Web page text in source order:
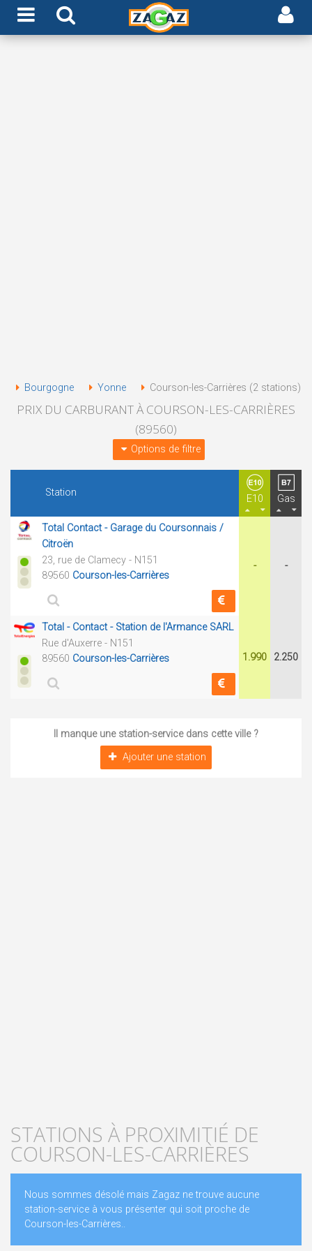
Bourgogne Yonne Courson-les-Carrières (2 stations)
PRIX DU CARBURANT À COURSON-LES-CARRIÈRES
(89560)
Options de filtre
Station
E10 Gas
Total Contact - Garage du Coursonnais /
Citroën
23, rue de Clamecy - N151
89560 Courson-les-Carrières
- -
Total - Contact - Station de l'Armance SARL
Rue d'Auxerre - N151
89560 Courson-les-Carrières 1.990 2.250
Il manque une station-service dans cette ville ?
Ajouter une station
STATIONS À PROXIMITIÉ DE
COURSON-LES-CARRIÈRES
Nous sommes désolé mais Zagaz ne trouve aucune
station-service à vous présenter qui soit proche de
Courson-les-Carrières..